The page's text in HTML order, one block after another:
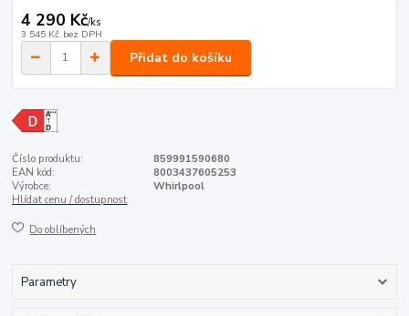
4 290 Kč/ks
3 545 Kč bez DPH
Přidat do košíku
Číslo produktu:
859991590680
EAN kód:
8003437605253
Výrobce:
Whirlpool
Hlídat cenu / dostupnost
Do oblíbených
Parametry